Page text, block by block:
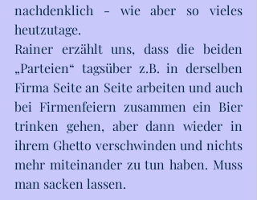
nachdenklich - wie aber so vieles
heutzutage.
Rainer erzählt uns, dass die beiden
„Parteien“ tagsüber z.B. in derselben
Firma Seite an Seite arbeiten und auch
bei Firmenfeiern zusammen ein Bier
trinken gehen, aber dann wieder in
ihrem Ghetto verschwinden und nichts
mehr miteinander zu tun haben. Muss
man sacken lassen.